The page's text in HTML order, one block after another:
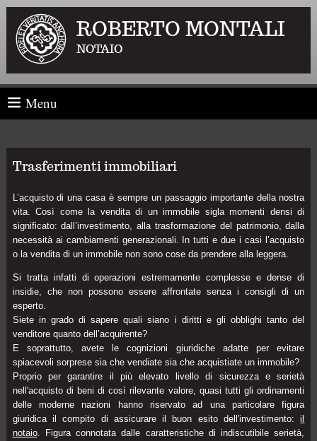
ROBERTO MONTALI
NOTAIO
Menu
Trasferimenti immobiliari
L’acquisto di una casa è sempre un passaggio importante della nostra
vita. Così come la vendita di un immobile sigla momenti densi di
significato: dall’investimento, alla trasformazione del patrimonio, dalla
necessità ai cambiamenti generazionali. In tutti e due i casi l’acquisto
o la vendita di un immobile non sono cose da prendere alla leggera.
Si tratta infatti di operazioni estremamente complesse e dense di
insidie, che non possono essere affrontate senza i consigli di un
esperto.
Siete in grado di sapere quali siano i diritti e gli obblighi tanto del
venditore quanto dell’acquirente?
E soprattutto, avete le cognizioni giuridiche adatte per evitare
spiacevoli sorprese sia che vendiate sia che acquistiate un immobile?
Proprio per garantire il più elevato livello di sicurezza e serietà
nell'acquisto di beni di così rilevante valore, quasi tutti gli ordinamenti
delle moderne nazioni hanno riservato ad una particolare figura
giuridica il compito di assicurare il buon esito dell'investimento:il
notaio. Figura connotata dalle caratteristiche di indiscutibile serietà,